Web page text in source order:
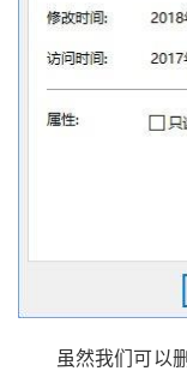
虽然我们可以删